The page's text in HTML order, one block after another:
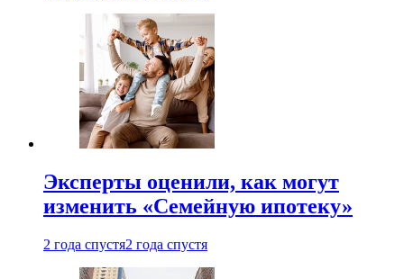
Эксперты оценили, как могут
изменить «Семейную ипотеку»
2 года спустя2 года спустя